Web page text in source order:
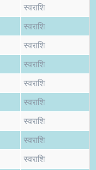
स्वराशि
स्वराशि
स्वराशि
स्वराशि
स्वराशि
स्वराशि
स्वराशि
स्वराशि
स्वराशि